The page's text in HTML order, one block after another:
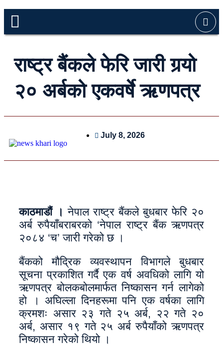
राष्ट्र बैंकले फेरि जारी गर्‍यो
२० अर्बको एकवर्षे ऋणपत्र
July 8, 2026
काठमाडौं । नेपाल राष्ट्र बैंकले बुधबार फेरि २०
अर्ब रुपैयाँबराबरको ‘नेपाल राष्ट्र बैंक ऋणपत्र
२०८४ ‘च’ जारी गरेको छ ।
बैंकको मौद्रिक व्यवस्थापन विभागले बुधबार
सूचना प्रकाशित गर्दै एक वर्ष अवधिको लागि यो
ऋणपत्र बोलकबोलमार्फत निष्कासन गर्न लागेको
हो । अघिल्ला दिनहरूमा पनि एक वर्षका लागि
क्रमशः असार २३ गते २५ अर्ब, २२ गते २०
अर्ब, असार १९ गते २५ अर्ब रुपैयाँको ऋणपत्र
निष्कासन गरेको थियो ।